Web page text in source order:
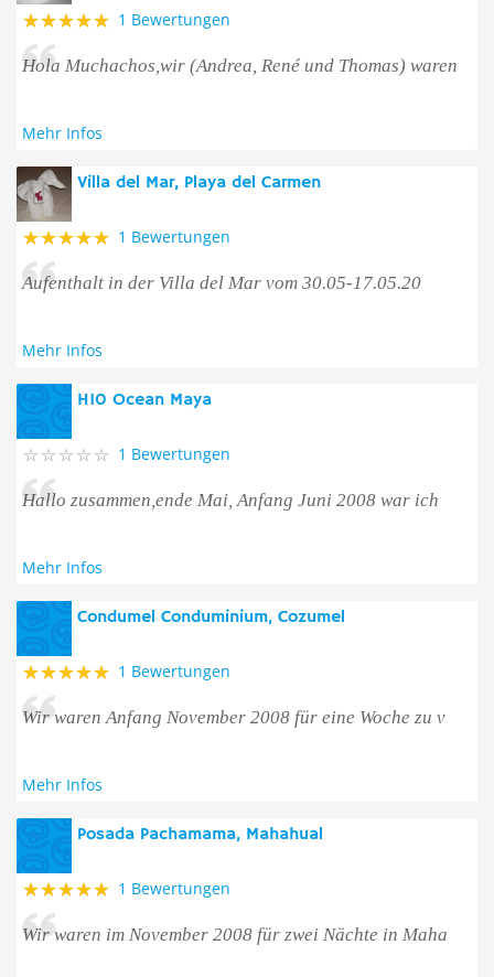
1 Bewertungen
Hola Muchachos,wir (Andrea, René und Thomas) waren
Mehr Infos
Villa del Mar, Playa del Carmen
1 Bewertungen
Aufenthalt in der Villa del Mar vom 30.05-17.05.20
Mehr Infos
H10 Ocean Maya
1 Bewertungen
Hallo zusammen,ende Mai, Anfang Juni 2008 war ich
Mehr Infos
Condumel Conduminium, Cozumel
1 Bewertungen
Wir waren Anfang November 2008 für eine Woche zu v
Mehr Infos
Posada Pachamama, Mahahual
1 Bewertungen
Wir waren im November 2008 für zwei Nächte in Maha